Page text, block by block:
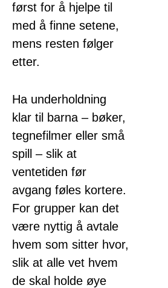
først for å hjelpe til
med å finne setene,
mens resten følger
etter.
Ha underholdning
klar til barna – bøker,
tegnefilmer eller små
spill – slik at
ventetiden før
avgang føles kortere.
For grupper kan det
være nyttig å avtale
hvem som sitter hvor,
slik at alle vet hvem
de skal holde øye